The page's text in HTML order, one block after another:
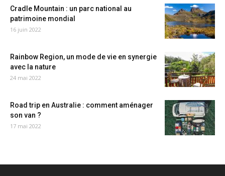
Cradle Mountain : un parc national au
patrimoine mondial
16 juin 2022
Rainbow Region, un mode de vie en synergie
avec la nature
24 mai 2022
Road trip en Australie : comment aménager
son van ?
17 mai 2022